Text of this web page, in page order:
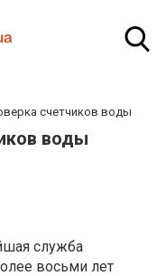
счетчиков воды
воды
служба
восьми лет